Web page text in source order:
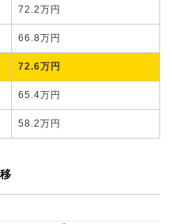
72.2万円
66.8万円
72.6万円
65.4万円
58.2万円